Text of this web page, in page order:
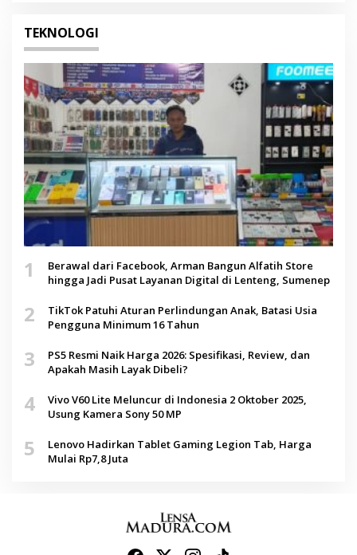
TEKNOLOGI
1
Berawal dari Facebook, Arman Bangun Alfatih Store
hingga Jadi Pusat Layanan Digital di Lenteng, Sumenep
2
TikTok Patuhi Aturan Perlindungan Anak, Batasi Usia
Pengguna Minimum 16 Tahun
3
PS5 Resmi Naik Harga 2026: Spesifikasi, Review, dan
Apakah Masih Layak Dibeli?
4
Vivo V60 Lite Meluncur di Indonesia 2 Oktober 2025,
Usung Kamera Sony 50 MP
5
Lenovo Hadirkan Tablet Gaming Legion Tab, Harga
Mulai Rp7,8 Juta